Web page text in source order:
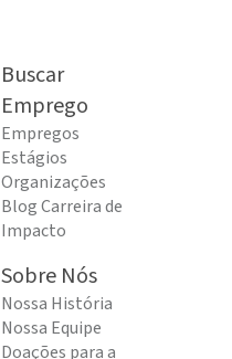
Buscar
Emprego
Empregos
Estágios
Organizações
Blog Carreira de
Impacto
Sobre Nós
Nossa História
Nossa Equipe
Doações para a